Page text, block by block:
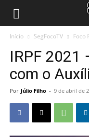
Início SegFocoTV Foco
IRPF 2021
com o
Por Júlio Filho - 9 de abril de